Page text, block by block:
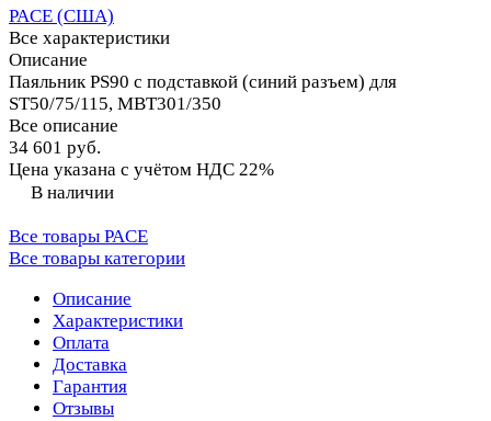
PACE (США)
Все характеристики
Описание
Паяльник PS90 с подставкой (синий разъем) для
ST50/75/115, MBT301/350
Все описание
34 601 руб.
Цена указана с учётом НДС 22%
В наличии
Все товары PACE
Все товары категории
Описание
Характеристики
Оплата
Доставка
Гарантия
Отзывы